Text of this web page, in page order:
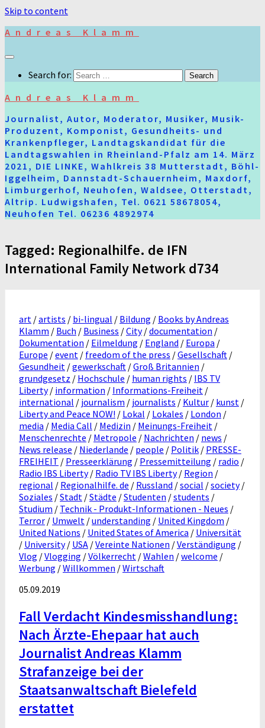
Skip to content
Andreas Klamm
Search for:
Andreas Klamm
Journalist, Autor, Moderator, Musiker, Musik-
Produzent, Komponist, Gesundheits- und
Krankenpfleger, Landtagskandidat für die
Landtagswahlen in Rheinland-Pfalz am 14. März
2021, DIE LINKE, Wahlkreis 38 Mutterstadt, Böhl-
Iggelheim, Dannstadt-Schauernheim, Maxdorf,
Limburgerhof, Neuhofen, Waldsee, Otterstadt,
Altrip. Ludwigshafen, Tel. 0621 58678054,
Neuhofen Tel. 06236 4892974
Tagged: Regionalhilfe. de IFN
International Family Network d734
art /artists / bi-lingual / Bildung / Books by Andreas
Klamm / Buch / Business /City/documentation /
Dokumentation / Eilmeldung / England / Europa /
Europe /event / freedom of the press /Gesellschaft /
Gesundheit /gewerkschaft /Groß Britannien /
grundgesetz / Hochschule / human rights / IBS TV
Liberty/ information / Informations-Freiheit /
international / journalism / journalists / Kultur / kunst /
Liberty and Peace NOW! / Lokal / Lokales / London /
media / Media Call / Medizin / Meinungs-Freiheit /
Menschenrechte / Metropole / Nachrichten / news /
News release / Niederlande / people / Politik / PRESSE-
FREIHEIT / Presseerklärung / Pressemitteilung / radio /
Radio IBS Liberty/ Radio TV IBS Liberty/ Region /
regional / Regionalhilfe. de / Russland /social /society/
Soziales /Stadt /Städte /Studenten /students /
Studium / Technik - Produkt-Informationen - Neues /
Terror / Umwelt /understanding / United Kingdom /
United Nations / United States of America / Universität
/ University/ USA /Vereinte Nationen /Verständigung /
Vlog /Vlogging /Völkerrecht /Wahlen /welcome /
Werbung /Willkommen /Wirtschaft
05.09.2019
Fall Verdacht Kindesmisshandlung:
Nach Ärzte-Ehepaar hat auch
Journalist Andreas Klamm
Strafanzeige bei der
Staatsanwaltschaft Bielefeld
erstattet